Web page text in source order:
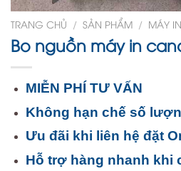
TRANG CHỦ / SẢN PHẨM / MÁY
Bo nguồn máy in
MIỄN PHÍ TƯ VẤN
Không hạn chế số
Ưu đãi khi liên hệ đặt
Hỗ trợ hàng nhanh khi